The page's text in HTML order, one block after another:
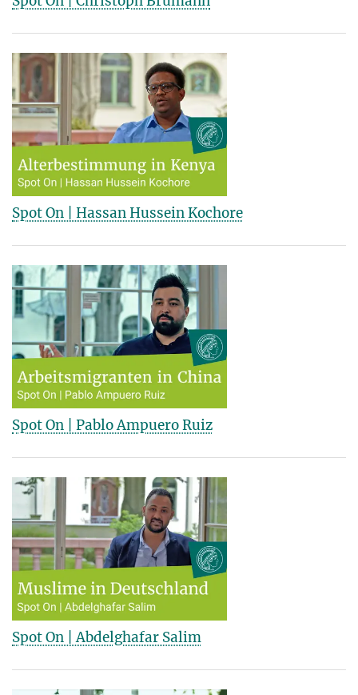
Spot On | Hassan Hussein Kochore
Spot On | Pablo Ampuero Ruiz
Spot On | Abdelghafar Salim